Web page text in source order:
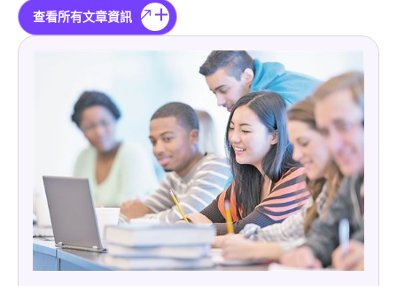
查看所有文章資訊